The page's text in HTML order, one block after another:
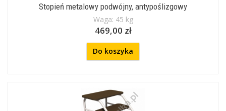
Stopień metalowy podwójny, antypoślizgowy
Waga: 45 kg
469,00 zł
Do koszyka